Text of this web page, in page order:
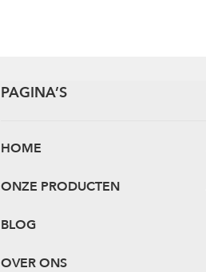
PAGINA’S
HOME
ONZE PRODUCTEN
BLOG
OVER ONS